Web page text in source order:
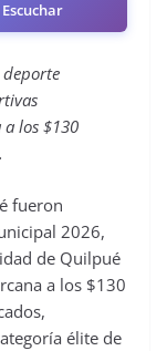
Escuchar
los $130
fueron
2026,
de Quilpué
a los $130
élite de